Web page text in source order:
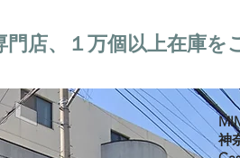
店、１万個以上在庫を
神